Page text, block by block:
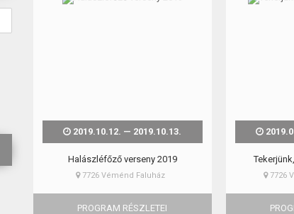
2019.10.12. — 2019.10.13.
Halászléfőző verseny 2019
7726 Véménd Faluház
PROGRAM RÉSZLETEI
7726